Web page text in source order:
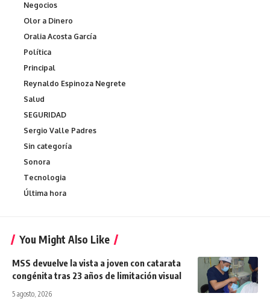
Negocios
Olor a Dinero
Oralia Acosta García
Política
Principal
Reynaldo Espinoza Negrete
Salud
SEGURIDAD
Sergio Valle Padres
Sin categoría
Sonora
Tecnologia
Última hora
You Might Also Like
MSS devuelve la vista a joven con catarata
congénita tras 23 años de limitación visual
5 agosto, 2026